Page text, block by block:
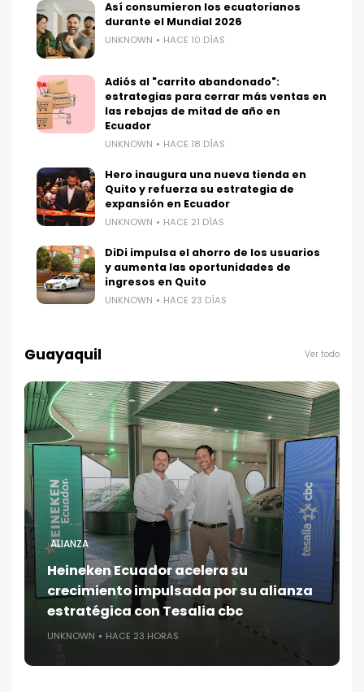
Así consumieron los ecuatorianos
durante el Mundial 2026
UNKNOWN HACE 10 DÍAS
Adiós al "carrito abandonado":
estrategias para cerrar más ventas en
las rebajas de mitad de año en
Ecuador
UNKNOWN HACE 18 DÍAS
Hero inaugura una nueva tienda en
Quito y refuerza su estrategia de
expansión en Ecuador
UNKNOWN HACE 21 DÍAS
DiDi impulsa el ahorro de los usuarios
y aumenta las oportunidades de
ingresos en Quito
UNKNOWN HACE 23 DÍAS
Guayaquil Ver todo
ALIANZA
Heineken Ecuador acelera su
crecimiento impulsada por su alianza
estratégica con Tesalia cbc
UNKNOWN HACE 23 HORAS